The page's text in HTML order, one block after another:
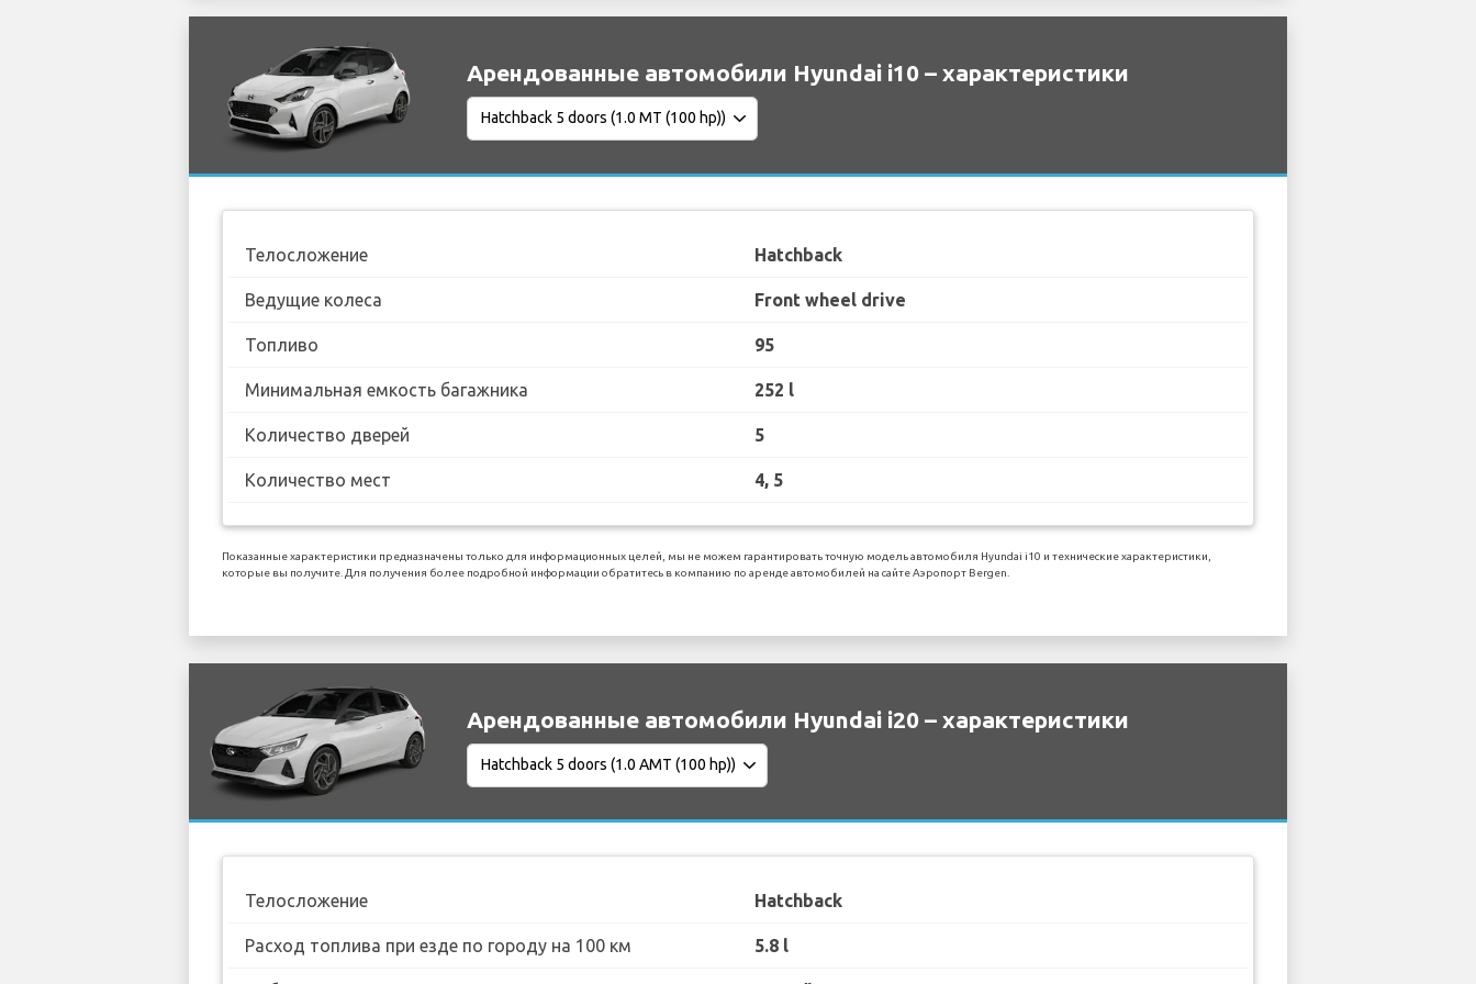
Арендованные автомобили Hyundai i10 – характеристики
Телосложение Hatchback
Ведущие колеса Front wheel drive
Топливо 95
Минимальная емкость багажника 252 l
Количество дверей 5
Количество мест 4, 5
Показанные характеристики предназначены только для информационных целей, мы не можем гарантировать точную модель автомобиля Hyundai i10 и технические характеристики,
которые вы получите. Для получения более подробной информации обратитесь в компанию по аренде автомобилей на сайте Аэропорт Bergen.
Арендованные автомобили Hyundai i20 – характеристики
Телосложение Hatchback
Расход топлива при езде по городу на 100 км 5.8 l